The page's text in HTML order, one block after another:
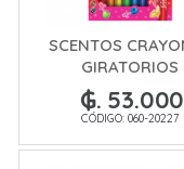
SCENTOS
GIRATORIOS
PERFUMADOS
₲. 53.000
CÓDIGO: 060-20227